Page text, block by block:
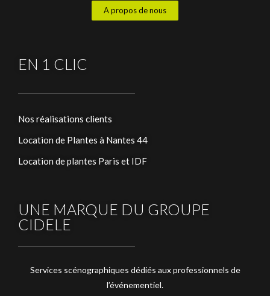
A propos de nous
EN 1 CLIC
Nos réalisations clients
Location de Plantes à Nantes 44
Location de plantes Paris et IDF
UNE MARQUE DU GROUPE
CIDELE
Services scénographiques dédiés aux professionnels de
l’événementiel.